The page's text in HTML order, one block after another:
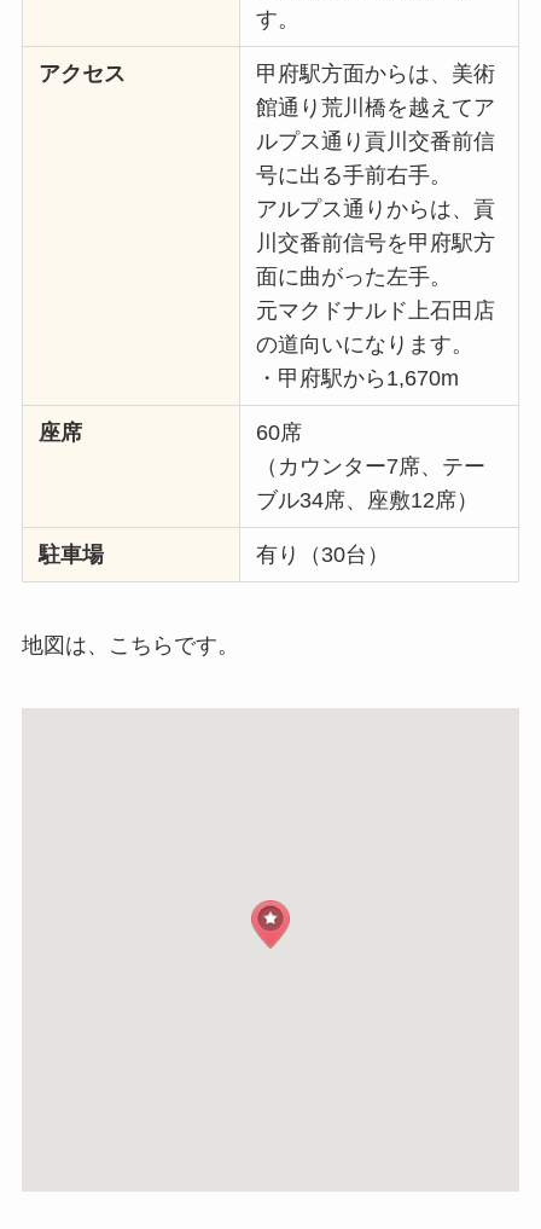
す。
アクセス
甲府駅方面からは、美術
館通り荒川橋を越えてア
ルプス通り貢川交番前信
号に出る手前右手。
アルプス通りからは、貢
川交番前信号を甲府駅方
面に曲がった左手。
元マクドナルド上石田店
の道向いになります。
・甲府駅から1,670m
座席
60席
（カウンター7席、テー
ブル34席、座敷12席）
駐車場 有り（30台）
地図は、こちらです。